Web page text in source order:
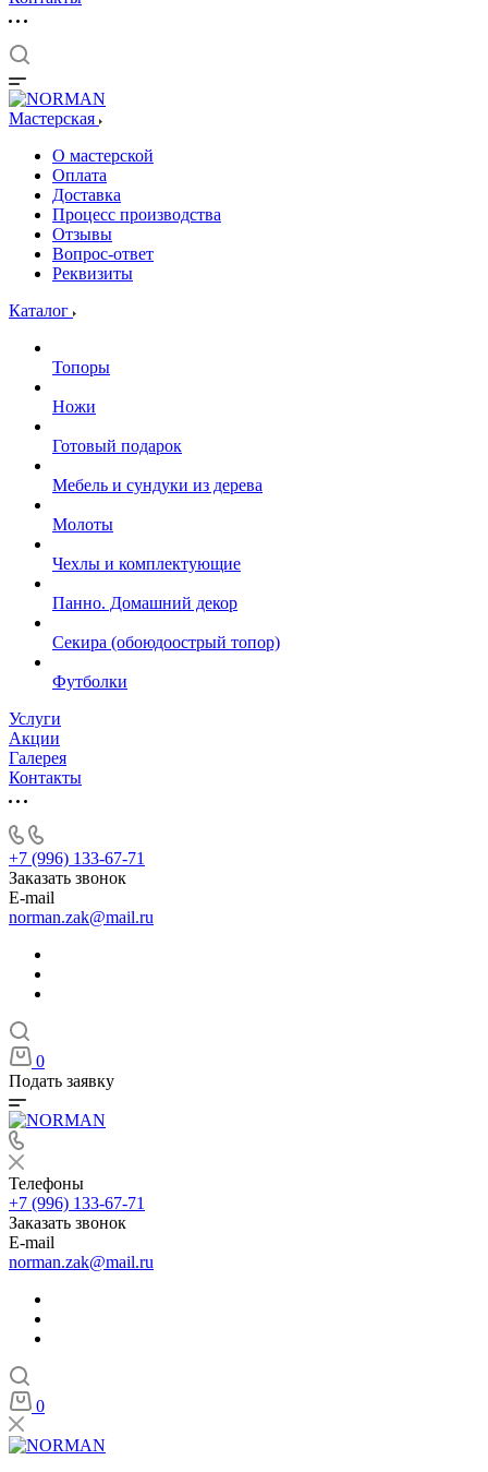
Мастерская
О мастерской
Оплата
Доставка
Процесс производства
Отзывы
Вопрос-ответ
Реквизиты
Каталог
Топоры
Ножи
Готовый подарок
Мебель и сундуки из дерева
Молоты
Чехлы и комплектующие
Панно. Домашний декор
Секира (обоюдоострый топор)
Футболки
Услуги
Акции
Галерея
Контакты
+7 (996) 133-67-71
Заказать звонок
E-mail
norman.zak@mail.ru
0
Подать заявку
Телефоны
+7 (996) 133-67-71
Заказать звонок
E-mail
norman.zak@mail.ru
0